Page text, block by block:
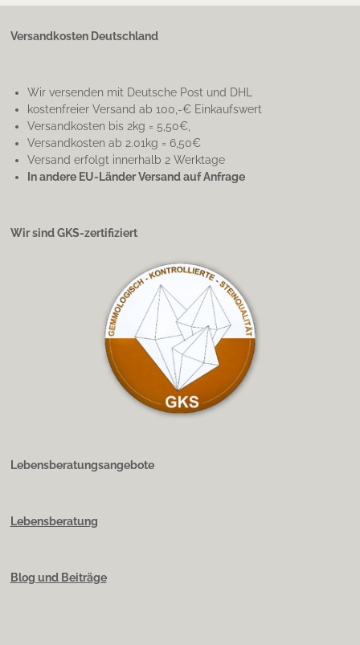
Versandkosten Deutschland
Wir versenden mit Deutsche Post und DHL
kostenfreier Versand ab 100,-€ Einkaufswert
Versandkosten bis 2kg = 5,50€,
Versandkosten ab 2.01kg = 6,50€
Versand erfolgt innerhalb 2 Werktage
In andere EU-Länder Versand auf Anfrage
Wir sind GKS-zertifiziert
Lebensberatungsangebote
Lebensberatung
Blog und Beiträge